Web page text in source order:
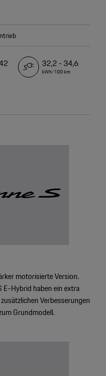
32,2 - 34,6
kWh/100 km
motorisierte Version.
E-Hybrid haben ein extra
Verbesserungen
Grundmodell.